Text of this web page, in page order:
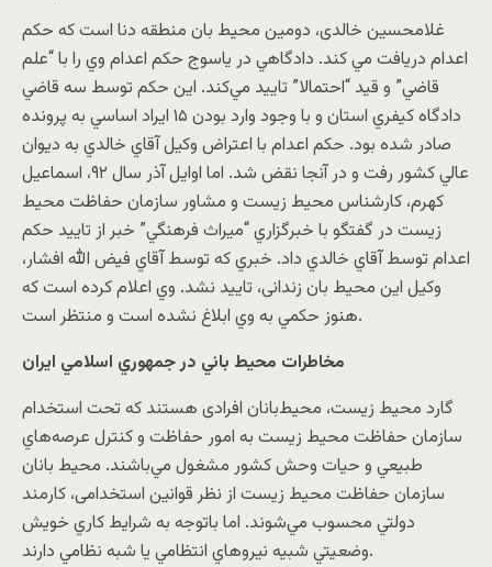
غلامحسين خالدى، دومين محيط بان منطقه دنا است که حکم
اعدام دريافت مي کند. دادگاهي در ياسوج حکم اعدام وي را با “علم
قاضي” و قيد “احتمالا” تاييد مي‌کند. اين حکم توسط سه قاضي
دادگاه کيفري استان و با وجود وارد بودن ۱۵ ايراد اساسي به پرونده
صادر شده بود. حکم اعدام با اعتراض وکيل آقاي خالدي به ديوان
عالي کشور رفت و در آنجا نقض شد. اما اوايل آذر سال ۹٢، اسماعيل
کهرم، کارشناس محيط زيست و مشاور سازمان حفاظت محيط
زيست در گفتگو با خبرگزاري “ميراث فرهنگي” خبر از تاييد حکم
اعدام توسط آقاي خالدي داد. خبري که توسط آقاي فيض الله افشار،
وکيل اين محيط بان زندانى، تاييد نشد. وي اعلام کرده است که
هنوز حکمي به وي ابلاغ نشده است و منتظر است.
مخاطرات محيط باني در جمهوري اسلامي ايران
گارد محيط زيست، محيط‌بانان افرادی هستند که تحت استخدام
سازمان حفاظت محيط زيست به امور حفاظت و کنترل عرصه‌هاي
طبيعي و حيات وحش کشور مشغول مي‌باشند. محيط بانان
سازمان حفاظت محيط زيست از نظر قوانين استخدامى، کارمند
دولتي محسوب مي‌شوند. اما باتوجه به شرايط کاري خويش
وضعيتي شبيه نيروهاي انتظامي يا شبه نظامي دارند.